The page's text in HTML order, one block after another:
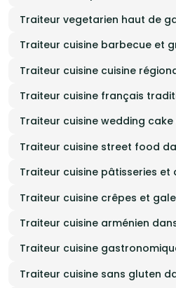
Traiteur vegetarien haut de
Traiteur cuisine barbecue et
Traiteur cuisine cuisine
Traiteur cuisine français
Traiteur cuisine wedding
Traiteur cuisine street food
Traiteur cuisine pâtisseries et
Traiteur cuisine crêpes et
Traiteur cuisine arménien
Traiteur cuisine
Traiteur cuisine sans gluten